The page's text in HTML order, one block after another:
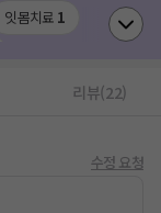
잇몸치료 1
리뷰(22)
수정 요청